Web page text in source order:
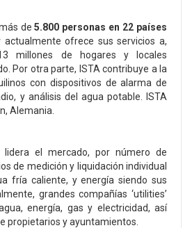
de5.800 personas en 22 países
actualmente ofrece sus servicios a,
millones de hogares y locales
Por otra parte, ISTA contribuye a la
con dispositivos de alarma de
y análisis del agua potable. ISTA
Alemania.
lidera el mercado, por número de
de medición y liquidación individual
fría caliente, y energía siendo sus
grandes compañías ‘utilities’
energía, gas y electricidad, así
propietarios y ayuntamientos.